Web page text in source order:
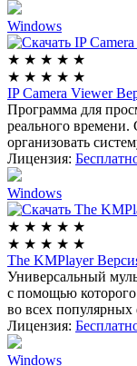
Windows
★ ★ ★ ★ ★
★ ★ ★ ★ ★
IP Camera Viewer
Программа для
реального
организовать
Лицензия:
Windows
★ ★ ★ ★ ★
★ ★ ★ ★ ★
The KMPlayer
Универсальный
с помощью
во всех популярных
Лицензия:
Windows